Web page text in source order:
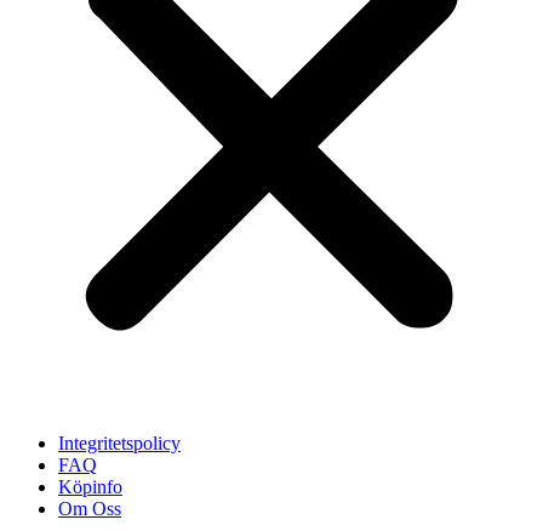
Integritetspolicy
FAQ
Köpinfo
Om Oss